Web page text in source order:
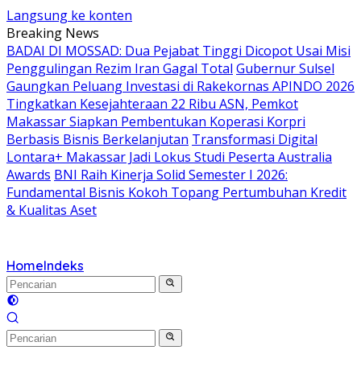
Langsung ke konten
Breaking News
BADAI DI MOSSAD: Dua Pejabat Tinggi Dicopot Usai Misi
Penggulingan Rezim Iran Gagal Total Gubernur Sulsel
Gaungkan Peluang Investasi di Rakekornas APINDO 2026
Tingkatkan Kesejahteraan 22 Ribu ASN, Pemkot
Makassar Siapkan Pembentukan Koperasi Korpri
Berbasis Bisnis Berkelanjutan Transformasi Digital
Lontara+ Makassar Jadi Lokus Studi Peserta Australia
Awards BNI Raih Kinerja Solid Semester I 2026:
Fundamental Bisnis Kokoh Topang Pertumbuhan Kredit
& Kualitas Aset
HomeIndeks